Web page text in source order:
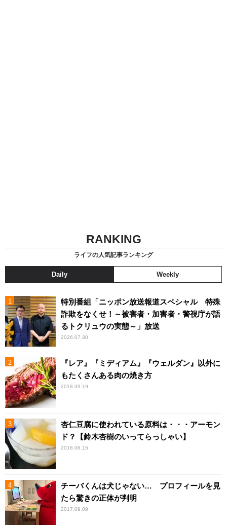
RANKING
ライフの人気記事ランキング
Daily Weekly
特別番組「ニッポン放送報道スペシャル 特殊
詐欺をなくせ！～被害者・加害者・警視庁が語
るトクリュウの実態～」放送
2026.07.30
『レア』『ミディアム』『ウェルダン』以外に
もたくさんある肉の焼き方
2018.09.19
杏仁豆腐に使われている原料は・・・アーモン
ド？【鈴木杏樹のいってらっしゃい】
2016.06.15
チーバくんは犬じゃない… プロフィールを見
たら驚きの正体が判明
2017.09.09